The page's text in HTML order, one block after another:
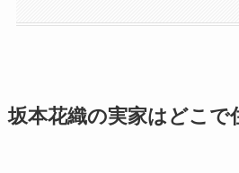
坂本花織の実家はどこで